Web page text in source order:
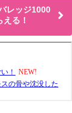
レッジ1000
る！